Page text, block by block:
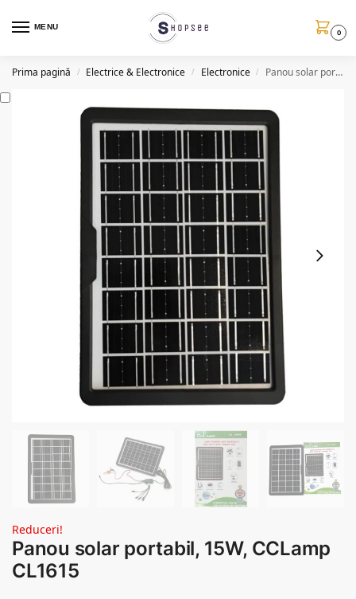
MENU
0
Prima pagină / Electrice & Electronice / Electronice / Panou solar portabil, 15W, CCLamp CL1615
Reduceri!
Panou solar portabil, 15W, CCLamp
CL1615